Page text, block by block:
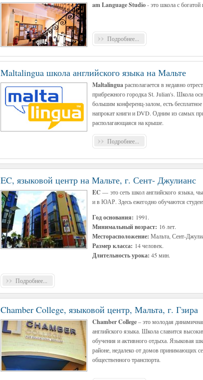
am Language Studio- это школа с
Подробнее...
Maltalingua школа английского языка на Мальте
Maltalinguaрасполагается в недавно
прибрежного городка St. Julian's. Школа
большим конференц-залом, есть
напрокат книги и DVD. Одним из самых
располагающаяся на крыше.
Подробнее...
EC, языковой центр на Мальте, г. Сент- Джулианс
EC — это сеть школ английского языка,
и в ЮАР. Здесь ежегодно обучаются
Год основания: 1991.
Минимальный возраст: 16 лет.
Месторасположение: Мальта, Сент-
Размер класса: 14 человек.
Длительность урока: 45 мин.
Подробнее...
Chamber College, языковой центр, Мальта, г. Гзира
Chamber College– это молодая
английского языка. Школа славится
обучения и активного отдыха. Языковая
районе, недалеко от домов принимающих
общественного транспорта.